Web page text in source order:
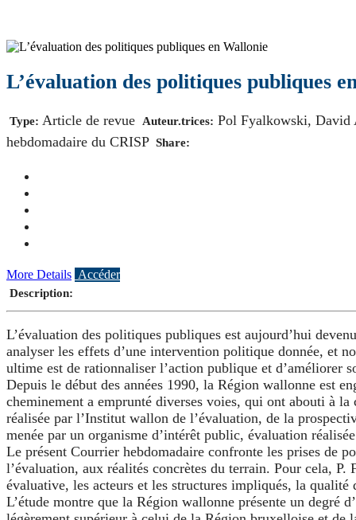
L’évaluation des politiques publiques
Type: Article de revue Auteur.trices: Pol Fyalkowski, David
hebdomadaire du CRISP Share:
More Details Accéder
Description:
L’évaluation des politiques publiques est aujourd’hui
analyser les effets d’une intervention politique donnée, et
ultime est de rationnaliser l’action publique et d’améliorer
Depuis le début des années 1990, la Région wallonne est
cheminement a emprunté diverses voies, qui ont abouti à
réalisée par l’Institut wallon de l’évaluation, de la
menée par un organisme d’intérêt public, évaluation
Le présent Courrier hebdomadaire confronte les prises de
l’évaluation, aux réalités concrètes du terrain. Pour cela,
évaluative, les acteurs et les structures impliqués, la
L’étude montre que la Région wallonne présente un degré